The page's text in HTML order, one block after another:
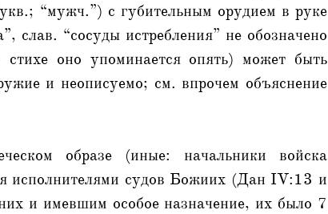
“мужч.”) с губительным орудием в руке
слав. “сосуды истребления” не обозначено
оно упоминается опять) может быть
и неописуемо; см. впрочем объяснение
образе (иные: начальники войска
исполнителями судов Божиих (Дан IV:13 и
и имевшим особое назначение, их было 7